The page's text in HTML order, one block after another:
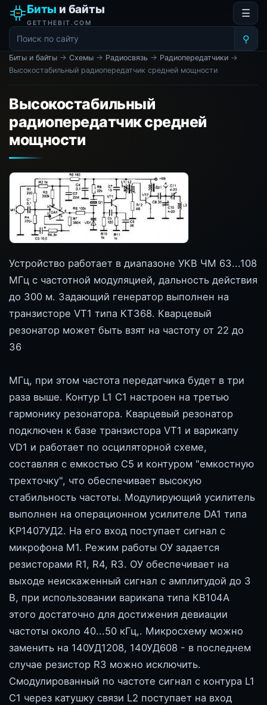
Биты и байты
GETTHEBIT.COM
☰
⚲
Биты и байты → Схемы → Радиосвязь → Радиопередатчики →
Высокостабильный радиопередатчик средней мощности
Высокостабильный
радиопередатчик средней
мощности
Устройство работает в диапазоне УКВ ЧМ 63...108
МГц с частотной модуляцией, дальность действия
до 300 м. Задающий генератор выполнен на
транзисторе VT1 типа КТ368. Кварцевый
резонатор может быть взят на частоту от 22 до
36
МГц, при этом частота передатчика будет в три
раза выше. Контур L1 С1 настроен на третью
гармонику резонатора. Кварцевый резонатор
подключен к базе транзистора VT1 и варикапу
VD1 и работает по осциляторной схеме,
составляя с емкостью С5 и контуром "емкостную
трехточку", что обеспечивает высокую
стабильность частоты. Модулирующий усилитель
выполнен на операционном усилителе DA1 типа
КР1407УД2. На его вход поступает сигнал с
микрофона М1. Режим работы ОУ задается
резисторами R1, R4, R3. ОУ обеспечивает на
выходе неискаженный сигнал с амплитудой до 3
В, при использовании варикапа типа КВ104А
этого достаточно для достижения девиации
частоты около 40...50 кГц,. Микросхему можно
заменить на 140УД1208, 140УД608 - в последнем
случае резистор R3 можно исключить.
Смодулированный по частоте сигнал с контура L1
С1 через катушку связи L2 поступает на вход